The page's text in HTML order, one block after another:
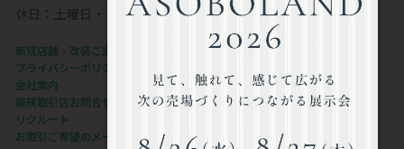
休日：土曜日・日曜日・祝日
新規店舗・改装ご支援します
プライバシーポリシー
会社案内
新規取引店お問合せフォーム
リクルート
お取引ご希望のメーカー様